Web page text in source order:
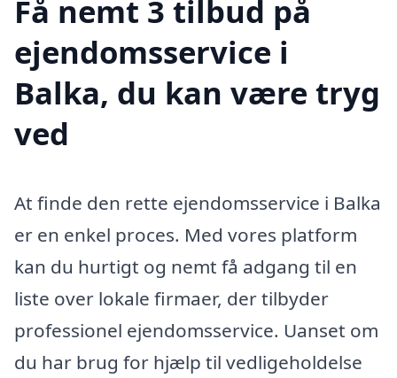
Få nemt 3 tilbud på
ejendomsservice i
Balka, du kan være tryg
ved
At finde den rette ejendomsservice i Balka
er en enkel proces. Med vores platform
kan du hurtigt og nemt få adgang til en
liste over lokale firmaer, der tilbyder
professionel ejendomsservice. Uanset om
du har brug for hjælp til vedligeholdelse